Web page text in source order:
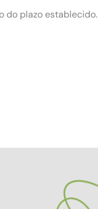
do plazo establecido.